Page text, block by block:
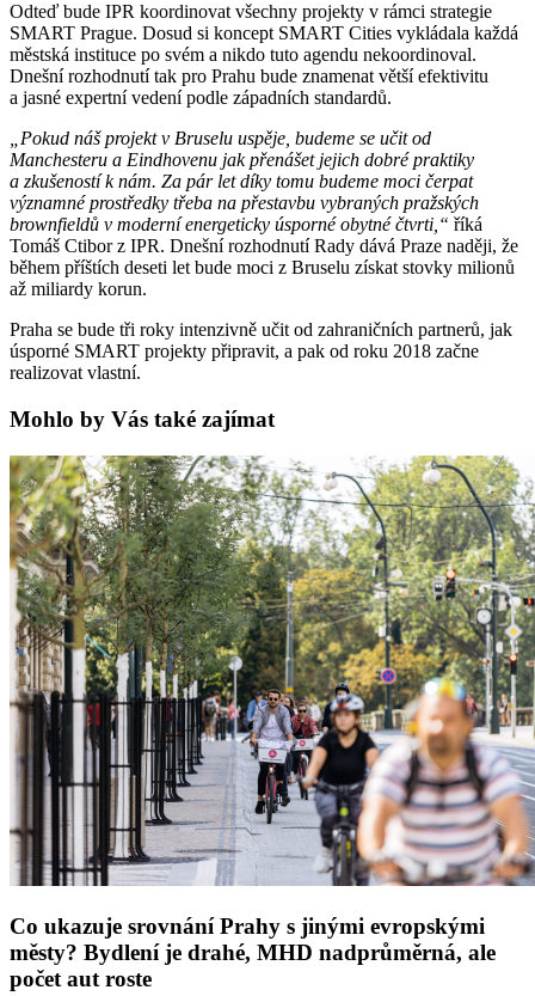
Odteď bude IPR koordinovat všechny projekty v rámci strategie
SMART Prague. Dosud si koncept SMART Cities vykládala každá
městská instituce po svém a nikdo tuto agendu nekoordinoval.
Dnešní rozhodnutí tak pro Prahu bude znamenat větší efektivitu
a jasné expertní vedení podle západních standardů.
„Pokud náš projekt v Bruselu uspěje, budeme se učit od
Manchesteru a Eindhovenu jak přenášet jejich dobré praktiky
a zkušeností k nám. Za pár let díky tomu budeme moci čerpat
významné prostředky třeba na přestavbu vybraných pražských
brownfieldů v moderní energeticky úsporné obytné čtvrti,“ říká
Tomáš Ctibor z IPR. Dnešní rozhodnutí Rady dává Praze naději, že
během příštích deseti let bude moci z Bruselu získat stovky milionů
až miliardy korun.
Praha se bude tři roky intenzivně učit od zahraničních partnerů, jak
úsporné SMART projekty připravit, a pak od roku 2018 začne
realizovat vlastní.
Mohlo by Vás také zajímat
Co ukazuje srovnání Prahy s jinými evropskými
městy? Bydlení je drahé, MHD nadprůměrná, ale
počet aut roste